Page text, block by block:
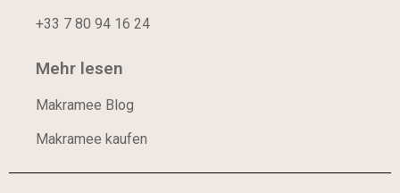
+33 7 80 94 16 24
Mehr lesen
Makramee Blog
Makramee kaufen